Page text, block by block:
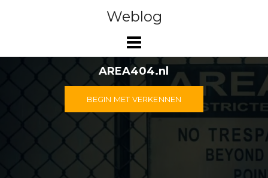
Weblog
AREA404.nl
BEGIN MET VERKENNEN